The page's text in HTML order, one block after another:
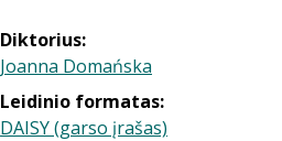
Diktorius:
Joanna Domańska
Leidinio formatas:
DAISY (garso įrašas)